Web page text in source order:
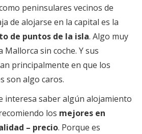
peninsulares vecinos de
de alojarse en la capital es la
de puntos de la isla. Algo muy
sin coche. Y sus
principalmente en que los
son algo caros.
interesa saber algún alojamiento
los mejores en
– precio. Porque es